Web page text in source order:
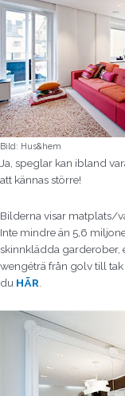
Bild: Hus&hem
Ja, speglar kan ibland
att kännas större!
Bilderna visar matplats/
Inte mindre än 5,6
skinnklädda garderober,
wengéträ från golv till
du HÄR